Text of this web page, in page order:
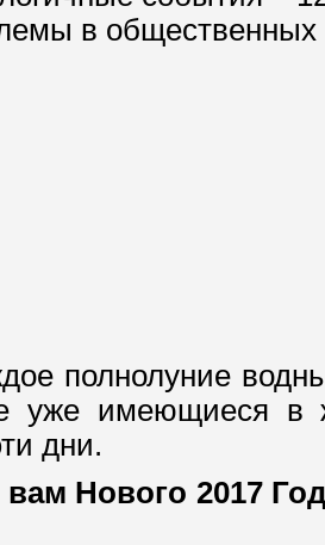
в общественных
полнолуние
уже имеющиеся в
дни.
Нового 2017